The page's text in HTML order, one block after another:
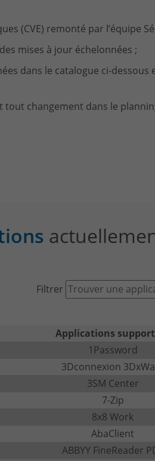
(CVE) remonté par l’équipe
mises à jour échelonnées ;
dans le catalogue ci-dessous
tout changement dans le
Filtrer
Applications
1Password
3Dconnexion
3SM Center
7-Zip
8x8 Work
AbaClient
ABBYY FineReader